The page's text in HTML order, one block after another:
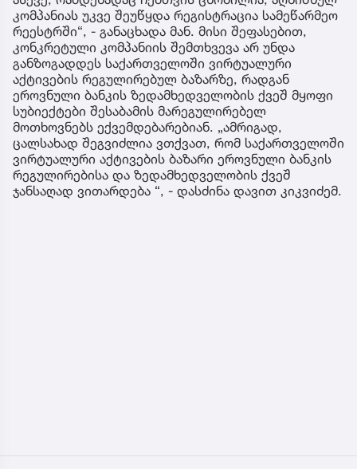
კომპანიას უკვე შეუწყდა რეგისტრაცია სამეწარმეო
რეესტრში“, - განაცხადა მან. მისი შეფასებით,
კონკრეტული კომპანიის შემთხვევა არ უნდა
განზოგადდეს საქართველოში ვირტუალური
აქტივების რეგულირებულ ბაზარზე, რადგან
ეროვნული ბანკის ზედამხედველობის ქვეშ მყოფი
სუბიექტები შესაბამის მარეგულირებელ
მოთხოვნებს ექვემდებარებიან. „ამრიგად,
ცალსახად შეგვიძლია ვთქვათ, რომ საქართველოში
ვირტუალური აქტივების ბაზარი ეროვნული ბანკის
რეგულირებისა და ზედამხედველობის ქვეშ
ჯანსაღად ვითარდება “, - დასძინა დავით კიკვიძემ.